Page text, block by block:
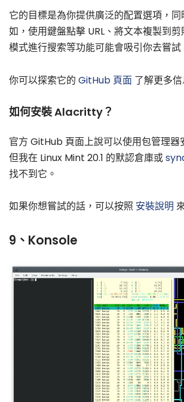
它的目標是為你提供廣泛的配置選項，
如，使用鍵盤點擊 URL、將文本複製到剪
模式進行搜索等功能可能會吸引你去嘗試
你可以探索它的 GitHub 頁面 了解更多信
如何安裝 Alacritty？
官方 GitHub 頁面上說可以使用包管理
但我在 Linux Mint 20.1 的默認倉庫或
找不到它。
如果你想嘗試的話，可以按照 安裝說明
9、Konsole